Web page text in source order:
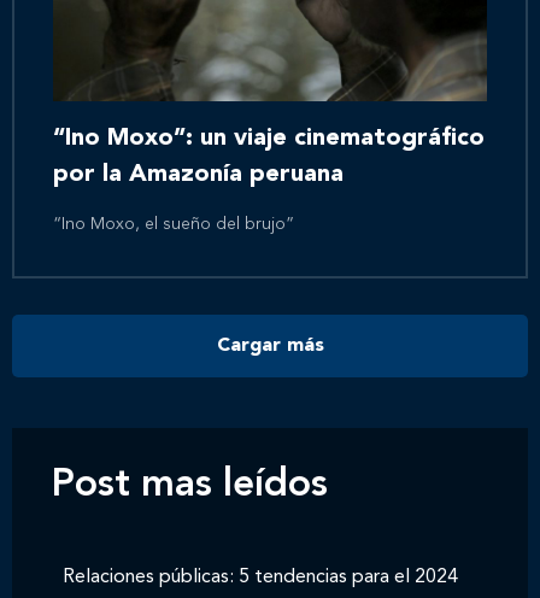
Inicio
Nosotros
Novedades
Contáctanos
“Ino Moxo”: un viaje cinematográfico
por la Amazonía peruana
“Ino Moxo, el sueño del brujo”
Cargar más
Post mas leídos
Relaciones públicas: 5 tendencias para el 2024